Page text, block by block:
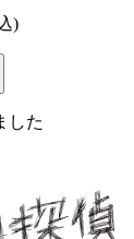
)
した